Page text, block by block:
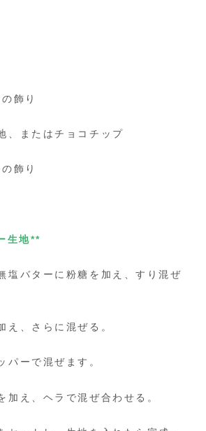
飾り
、またはチョコチップ
飾り
生地**
塩バターに粉糖を加え、すり混ぜ
、さらに混ぜる。
パーで混ぜます。
え、ヘラで混ぜ合わせる。